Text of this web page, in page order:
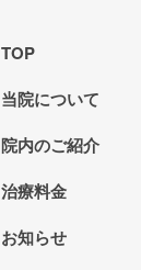
TOP
当院について
院内のご紹介
治療料金
お知らせ